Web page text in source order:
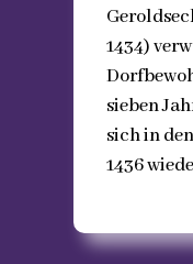
1434)
sieben
sich in
1436